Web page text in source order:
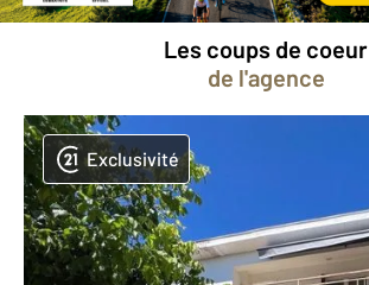
Les coups de coeur
de l'agence
Exclusivité